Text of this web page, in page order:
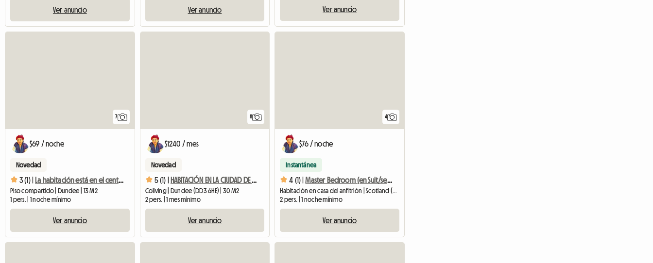
Ver anuncio Ver anuncio Ver anuncio
7
$69 / noche
Novedad
3 (1) | La habitación está en el centro de la ciudad.
Piso compartido | Dundee | 13 M2
1 pers. | 1 noche mínimo
Ver anuncio
8
$1240 / mes
Novedad
5 (1) | HABITACIÓN EN LA CIUDAD DE DUNDEE
Coliving | Dundee (DD3 6HE) | 30 M2
2 pers. | 1 mes mínimo
Ver anuncio
4
$76 / noche
Instantánea
4 (1) | Master Bedroom (en Suit/sea View) Dundee
2 pers. | 1 noche mínimo
Ver anuncio